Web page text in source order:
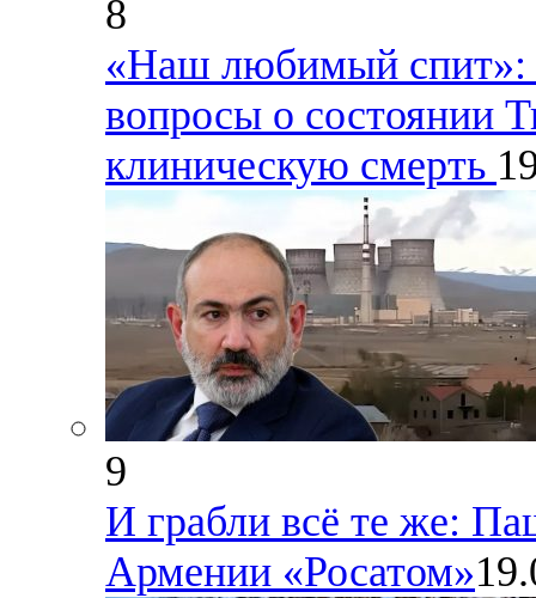
8
«Наш любимый спит»:
вопросы о состоянии
клиническую смерть
9
И грабли всё те же:
Армении «Росатом»